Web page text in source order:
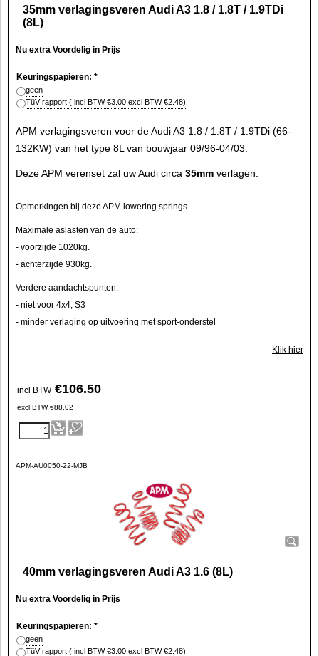
35mm verlagingsveren Audi A3 1.8 / 1.8T / 1.9TDi
(8L)
Nu extra Voordelig in Prijs
Keuringspapieren: *
geen
TüV rapport ( incl BTW€3.00 excl BTW€2.48)
APM verlagingsveren voor de Audi A3 1.8 / 1.8T / 1.9TDi (66-
132KW) van het type 8L van bouwjaar 09/96-04/03.
Deze APM verenset zal uw Audi circa 35mm verlagen.
Opmerkingen bij deze APM lowering springs.
Maximale aslasten van de auto:
- voorzijde 1020kg.
- achterzijde 930kg.
Verdere aandachtspunten:
- niet voor 4x4, S3
- minder verlaging op uitvoering met sport-onderstel
Klik hier
incl BTW €106.50
excl BTW €88.02
APM-AU0050-22-MJB
40mm verlagingsveren Audi A3 1.6 (8L)
Nu extra Voordelig in Prijs
Keuringspapieren: *
geen
TüV rapport ( incl BTW€3.00 excl BTW€2.48)